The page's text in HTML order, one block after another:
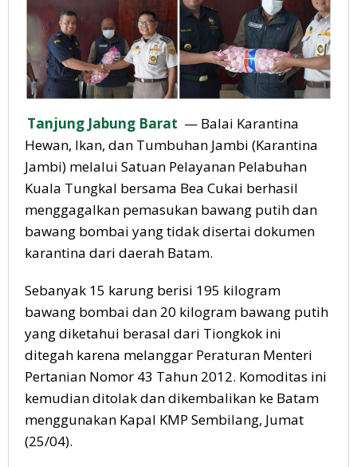
Tanjung Jabung Barat — Balai Karantina
Hewan, Ikan, dan Tumbuhan Jambi (Karantina
Jambi) melalui Satuan Pelayanan Pelabuhan
Kuala Tungkal bersama Bea Cukai berhasil
menggagalkan pemasukan bawang putih dan
bawang bombai yang tidak disertai dokumen
karantina dari daerah Batam.
Sebanyak 15 karung berisi 195 kilogram
bawang bombai dan 20 kilogram bawang putih
yang diketahui berasal dari Tiongkok ini
ditegah karena melanggar Peraturan Menteri
Pertanian Nomor 43 Tahun 2012. Komoditas ini
kemudian ditolak dan dikembalikan ke Batam
menggunakan Kapal KMP Sembilang, Jumat
(25/04).